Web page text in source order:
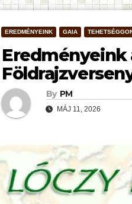
EREDMÉNYEINK GAIA
Eredményeink
By PM
MÁJ 11, 2026